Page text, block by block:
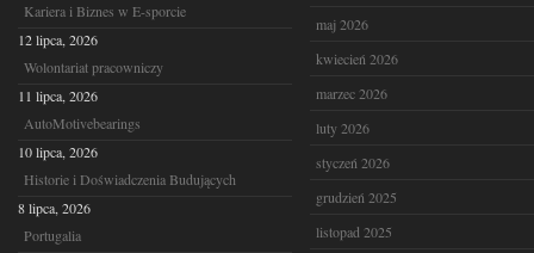
Kariera i Biznes w E-sporcie
12 lipca, 2026
Wolontariat pracowniczy
11 lipca, 2026
AutoMotivebearings
10 lipca, 2026
Historie i Doświadczenia Budujących
8 lipca, 2026
Portugalia
maj 2026
kwiecień 2026
marzec 2026
luty 2026
styczeń 2026
grudzień 2025
listopad 2025